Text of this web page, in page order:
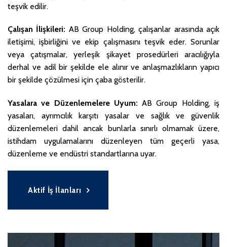
teşvik edilir.
Çalışan İlişkileri: AB Group Holding, çalışanlar arasında açık
iletişimi, işbirliğini ve ekip çalışmasını teşvik eder. Sorunlar
veya çatışmalar, yerleşik şikayet prosedürleri aracılığıyla
derhal ve adil bir şekilde ele alınır ve anlaşmazlıkların yapıcı
bir şekilde çözülmesi için çaba gösterilir.
Yasalara ve Düzenlemelere Uyum: AB Group Holding, iş
yasaları, ayrımcılık karşıtı yasalar ve sağlık ve güvenlik
düzenlemeleri dahil ancak bunlarla sınırlı olmamak üzere,
istihdam uygulamalarını düzenleyen tüm geçerli yasa,
düzenleme ve endüstri standartlarına uyar.
Aktif İş İlanları